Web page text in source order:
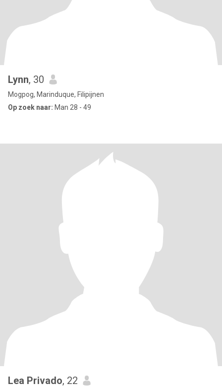
Lynn, 30
Mogpog, Marinduque, Filipijnen
Op zoek naar: Man 28 - 49
Lea Privado, 22